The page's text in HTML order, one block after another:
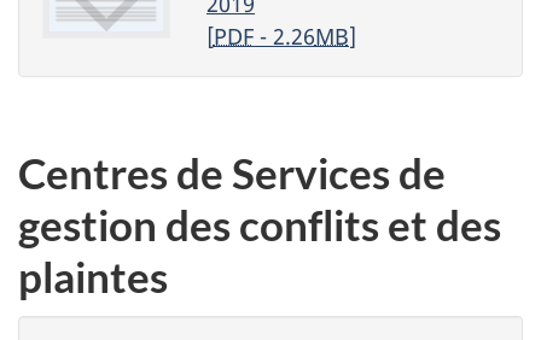
[PDF- 2.26MB]
Centres de Services de
gestion des conflits et des
plaintes